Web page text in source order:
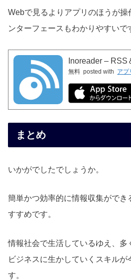
Webで見るよりアプリのほうが操
ンターフェースもわかりやすいで
Inoreader –
無料 posted with アプ
まとめ
いかがでしたでしょうか。
簡単かつ効率的に情報収集ができ
すすめです。
情報社会で生活しているゆえ、多
ビジネスに生かしていくスキル
す。